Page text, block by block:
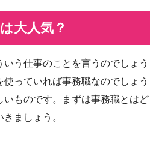
大人気？
う仕事のことを言うのでしょう
っていれば事務職なのでしょう
いものです。まずは事務職とはど
ましょう。